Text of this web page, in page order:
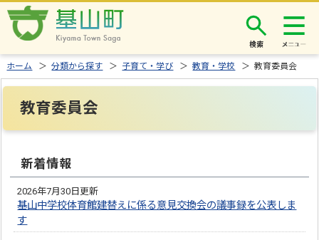
検索
ホーム ＞分類から探す ＞ 子育て・学び ＞教育・学校 ＞ 教育委員会
教育委員会
新着情報
2026年7月30日更新
基山中学校体育館建替えに係る意見交換会の議事録を公表しま
す